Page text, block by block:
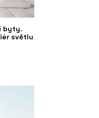
byty.
světlu